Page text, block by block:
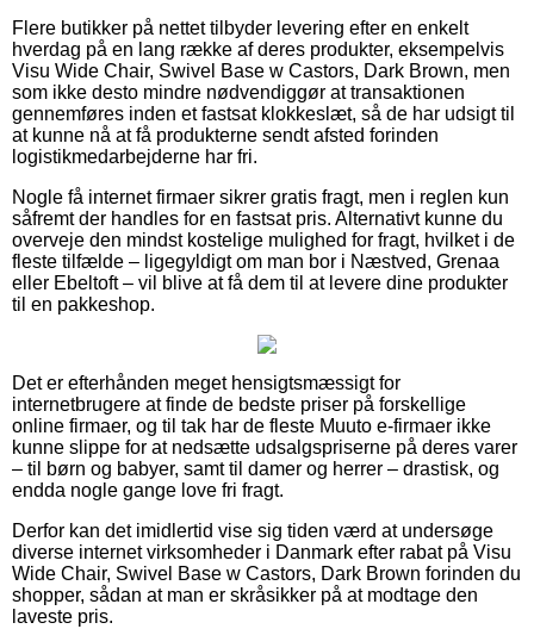
Flere butikker på nettet tilbyder levering efter en enkelt
hverdag på en lang række af deres produkter, eksempelvis
Visu Wide Chair, Swivel Base w Castors, Dark Brown, men
som ikke desto mindre nødvendiggør at transaktionen
gennemføres inden et fastsat klokkeslæt, så de har udsigt til
at kunne nå at få produkterne sendt afsted forinden
logistikmedarbejderne har fri.
Nogle få internet firmaer sikrer gratis fragt, men i reglen kun
såfremt der handles for en fastsat pris. Alternativt kunne du
overveje den mindst kostelige mulighed for fragt, hvilket i de
fleste tilfælde – ligegyldigt om man bor i Næstved, Grenaa
eller Ebeltoft – vil blive at få dem til at levere dine produkter
til en pakkeshop.
Det er efterhånden meget hensigtsmæssigt for
internetbrugere at finde de bedste priser på forskellige
online firmaer, og til tak har de fleste Muuto e-firmaer ikke
kunne slippe for at nedsætte udsalgspriserne på deres varer
– til børn og babyer, samt til damer og herrer – drastisk, og
endda nogle gange love fri fragt.
Derfor kan det imidlertid vise sig tiden værd at undersøge
diverse internet virksomheder i Danmark efter rabat på Visu
Wide Chair, Swivel Base w Castors, Dark Brown forinden du
shopper, sådan at man er skråsikker på at modtage den
laveste pris.